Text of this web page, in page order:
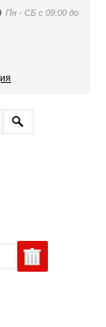
Пн - СБ с 09:00 до